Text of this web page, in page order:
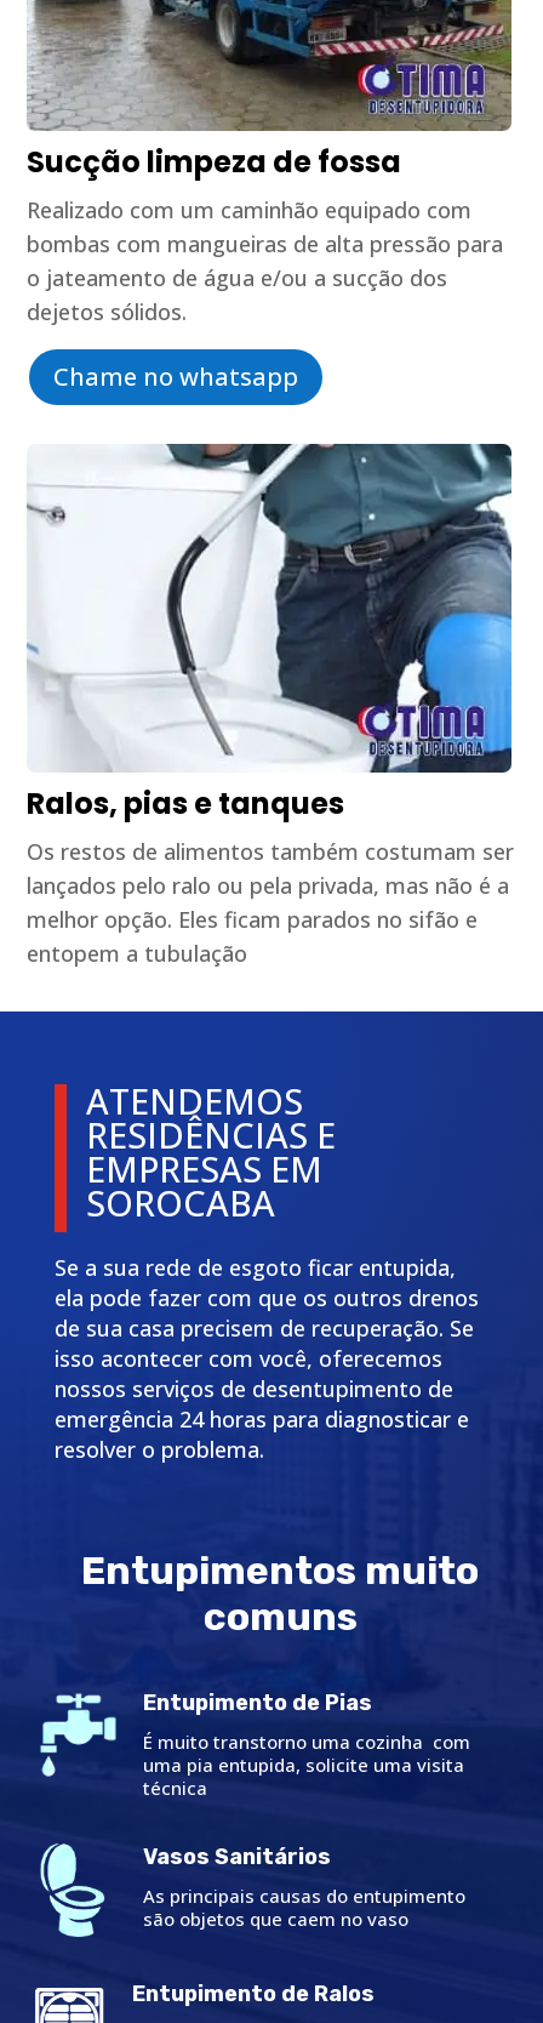
Sucção limpeza de fossa
Realizado com um caminhão equipado com
bombas com mangueiras de alta pressão para
o jateamento de água e/ou a sucção dos
dejetos sólidos.
Chame no whatsapp
Ralos, pias e tanques
Os restos de alimentos também costumam ser
lançados pelo ralo ou pela privada, mas não é a
melhor opção. Eles ficam parados no sifão e
entopem a tubulação
ATENDEMOS
RESIDÊNCIAS E
EMPRESAS EM
SOROCABA
Se a sua rede de esgoto ficar entupida,
ela pode fazer com que os outros drenos
de sua casa precisem de recuperação. Se
isso acontecer com você, oferecemos
nossos serviços de desentupimento de
emergência 24 horas para diagnosticar e
resolver o problema.
Entupimentos muito
comuns
Entupimento de Pias
É muito transtorno uma cozinha com
uma pia entupida, solicite uma visita
técnica
Vasos Sanitários
As principais causas do entupimento
são objetos que caem no vaso
Entupimento de Ralos